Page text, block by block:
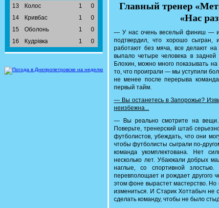
13
Колос 1
0
14
Кривбас 1
0
15
Оболонь 1
0
16
Кудрівка 1 0
Главный тренер
«Нас
— У нас очень веселый финиш —
подтвердил, что хорошо сыгран,
работают без мяча, все делают
выпало четыре человека в
Блохин, можно много показывать
то, что проиграли — мы уступили
не менее после перерыва
первый тайм.
— Вы останетесь в Запорожье?
неизбежна...
— Вы реально смотрите на
Поверьте, тренерский штаб
футболистов, убеждать, что они
чтобы футболисты сыграли по-
команда укомплектована. Нет
несколько лет. Убаюкали добрых
наглые, со спортивной
перевполощает и рождает другого
этом фоне вырастет мастерство. Но
измениться. И Старик Хоттабыч не
сделать команду, чтобы не было